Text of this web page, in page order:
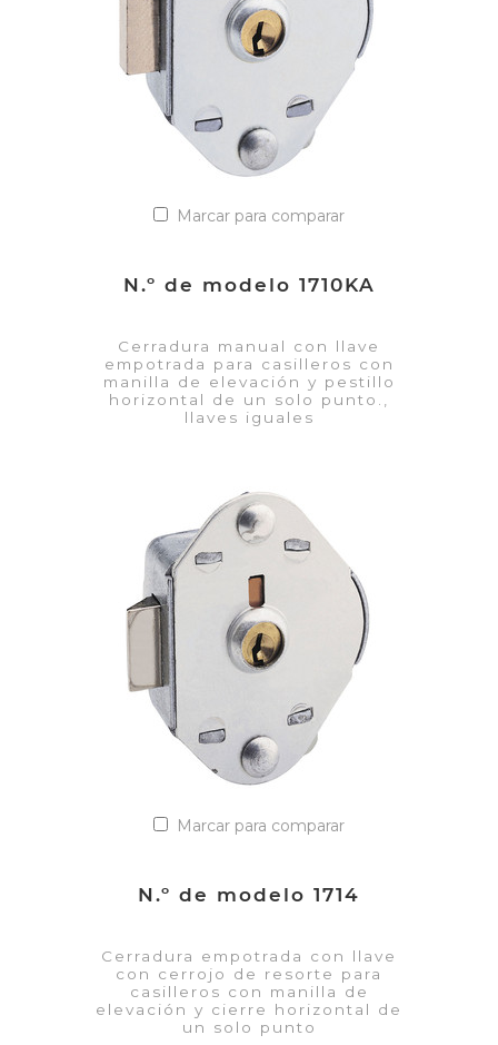
Marcar para comparar
N.º de modelo 1710KA
Cerradura manual con llave
empotrada para casilleros con
manilla de elevación y pestillo
horizontal de un solo punto.,
llaves iguales
VER DETALLES
Añadir a la lista de cotización
Marcar para comparar
N.º de modelo 1714
Cerradura empotrada con llave
con cerrojo de resorte para
casilleros con manilla de
elevación y cierre horizontal de
un solo punto